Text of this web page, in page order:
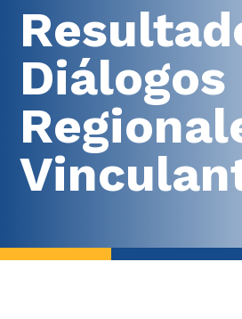
Inicio
Diálogos